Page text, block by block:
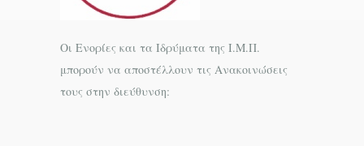
Οι Ενορίες και τα Ιδρύματα της Ι.Μ.Π.
μπορούν να αποστέλλουν τις Ανακοινώσεις
τους στην διεύθυνση: